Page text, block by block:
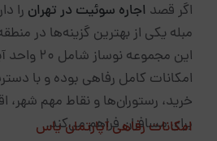
اگر قصد اجاره سوئیت در تهران را
مبلهیکی از بهترین گزینه‌ها در
این مجموعه
امکانات کامل رفاهی بوده و با
خرید، رستوران‌ها و نقاط مهم شهر،
برای مسافران فراهم می‌کند.
امکانات رفاهی آپارتمان یاس